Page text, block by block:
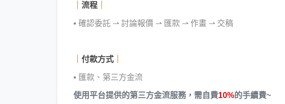
流程
▪ 確認委託 ⇀ 討論報價 ⇀ 匯款 ⇀ 作畫 ⇀ 交稿
付款方式
▪ 匯款、第三方金流
使用平台提供的第三方金流服務，需自費10%的手續費~